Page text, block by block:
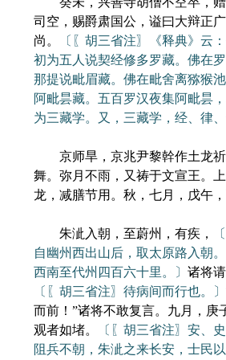
司空，赐爵肃国公，谥曰大辩正
尚。
〔〖胡三省注〗《释典》云
初为五人说契经修多罗藏。佛在
那提说毗眉藏。佛在毗舍离猕猴
阿毗昙藏。五百罗汉夜集阿毗昙
为三藏学。又，三藏学，经、律、
京师旱，京兆尹黎幹作土龙祈
舞。弥月不雨，又祷于文宣王。
龙，减膳节用。秋，七月，戊午，
朱泚入朝，至蔚州，有疾，
自幽州西出山后，取太原路入朝
西南至代州四百六十里。〕 诸将
〔〖胡三省注〗待病间而行也。〕
而前！”诸将不敢复言。九月，庚
观者如堵。
〔〖胡三省注〗安、
阻兵不朝，朱泚之来长安，士民以